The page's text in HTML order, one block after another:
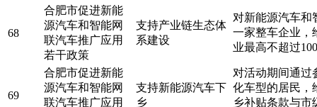
68
合肥市促进新能
源汽车和智能网
联汽车推广应用
若干政策
支持产业链生态体
系建设
对新能源汽车和
一家整车企业，
业最高不超过
69
合肥市促进新能
源汽车和智能网
联汽车推广应用
支持新能源汽车下
乡
对活动期间通过
化车型的居民，
乡补贴条款与市